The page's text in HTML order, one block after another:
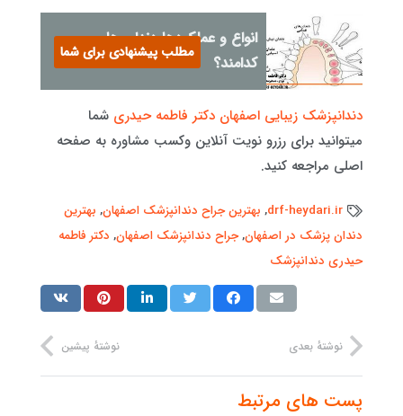
انواع و عملکردها دندان ها
کدامند؟
مطلب پیشنهادی برای شما
دندانپزشک زیبایی اصفهان دکتر فاطمه حیدری شما
میتوانید برای رزرو نویت آنلاین وکسب مشاوره به صفحه
اصلی مراجعه کنید.
drf-heydari.ir
, بهترین جراح دندانپزشک اصفهان, بهترین
دندان پزشک در اصفهان,جراح دندانپزشک اصفهان, دکتر فاطمه
حیدری دندانپزشک
نوشتهٔ پیشین نوشتهٔ بعدی
پست های مرتبط